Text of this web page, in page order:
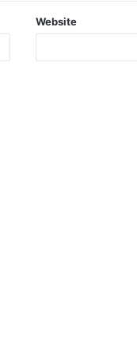
Website